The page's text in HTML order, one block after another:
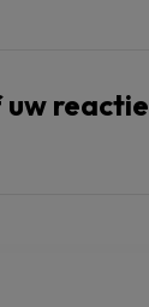
uw reactie